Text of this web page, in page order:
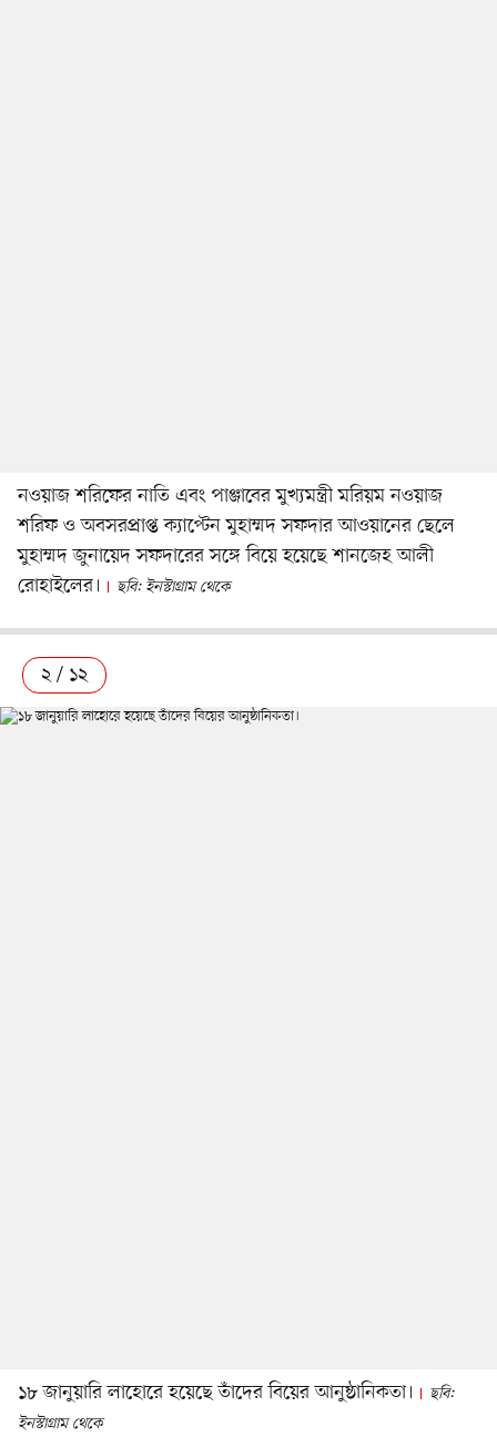
নওয়াজ শরিফের নাতি এবং পাঞ্জাবের মুখ্যমন্ত্রী মরিয়ম নওয়াজ
শরিফ ও অবসরপ্রাপ্ত ক্যাপ্টেন মুহাম্মদ সফদার আওয়ানের ছেলে
মুহাম্মদ জুনায়েদ সফদারের সঙ্গে বিয়ে হয়েছে শানজেহ আলী
রোহাইলের।
ছবি: ইনস্টাগ্রাম থেকে
২ / ১২
১৮ জানুয়ারি লাহোরে হয়েছে তাঁদের বিয়ের আনুষ্ঠানিকতা।
ছবি:
ইনস্টাগ্রাম থেকে